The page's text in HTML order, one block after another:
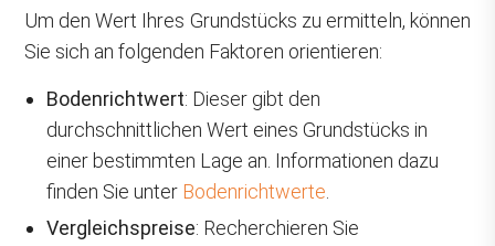
Um den Wert Ihres Grundstücks zu ermitteln, können
Sie sich an folgenden Faktoren orientieren:
Bodenrichtwert: Dieser gibt den
durchschnittlichen Wert eines Grundstücks in
einer bestimmten Lage an. Informationen dazu
finden Sie unter Bodenrichtwerte
Vergleichspreise: Recherchieren Sie